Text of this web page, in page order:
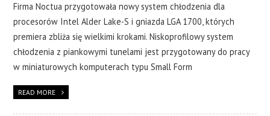
Firma Noctua przygotowała nowy system chłodzenia dla
procesorów Intel Alder Lake-S i gniazda LGA 1700, których
premiera zbliża się wielkimi krokami. Niskoprofilowy system
chłodzenia z piankowymi tunelami jest przygotowany do pracy
w miniaturowych komputerach typu Small Form
READ MORE